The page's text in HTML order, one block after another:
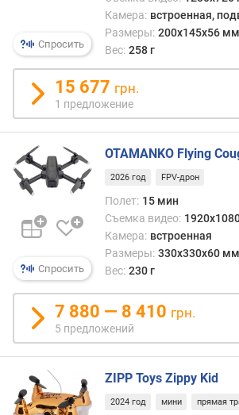
(
м
и
н
р
о
н
а
л
ь
н
а
я
к
о
Спросить
Камера: встроенная,
Размеры: 200x145x56
Вес: 258 г
15 677 грн.
1 предложение
Спросить
OTAMANKO Flying
2026 год FPV-дрон
Полет: 15 мин
Съемка видео:
Камера: встроенная
Размеры: 330х330х60 мм
Вес: 230 г
7 880 — 8 410 грн.
5 предложений
ZIPP Toys Zippy Kid
2024 год мини прямая